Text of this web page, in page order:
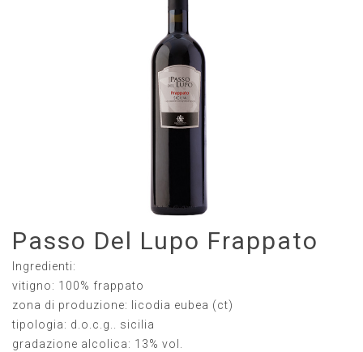
Passo Del Lupo Frappato
Ingredienti:
vitigno: 100% frappato
zona di produzione: licodia eubea (ct)
tipologia: d.o.c.g.. sicilia
gradazione alcolica: 13% vol.